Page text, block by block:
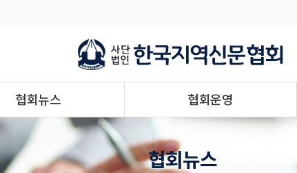
협회뉴스 협회운영
협회뉴스